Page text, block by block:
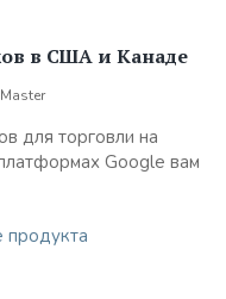
в США и Канаде
Master
для торговли на
Google вам
продукта